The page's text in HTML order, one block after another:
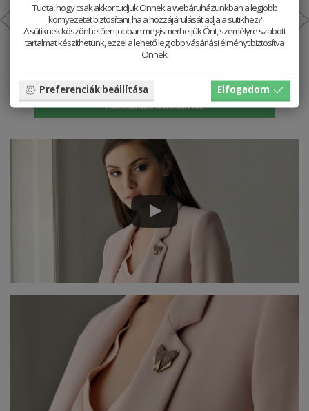
3690 HUF
Hozzáadás a kosárhoz
Tudta, hogy csak akkor tudjuk Önnek a webáruházunkban a legjobb
környezetet biztosítani, ha a hozzájárulását adja a sütikhez?
A sütiknek köszönhetően jobban megismerhetjük Önt, személyre szabott
tartalmat készíthetünk, ezzel a lehető legjobb vásárlási élményt biztosítva
Önnek.
Preferenciák beállítása Elfogadom